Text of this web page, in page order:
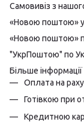
Самовивіз з
«Новою поштою» у
«Новою поштою»
"УкрПоштою" по
Більше
Оплата на
Готівкою при
Кредитною